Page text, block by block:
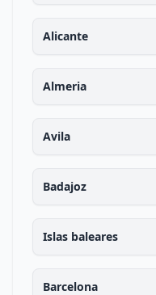
Alicante
Almeria
Avila
Badajoz
Islas baleares
Barcelona